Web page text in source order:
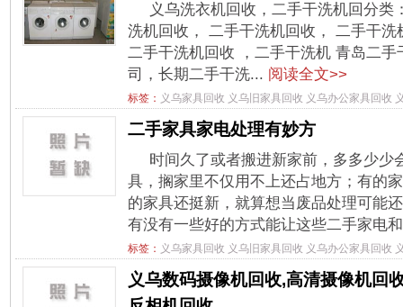
义乌洗衣机回收，二手干洗机回分
洗机回收， 二手干洗机回收， 二手干
二手干洗机回收 ，二手干洗机 青岛二
司，长期二手干洗... 阅读全文>>
标签： 义乌家具回收 义乌旧家具回收 义乌办公家具回收
二手家具家电处理有妙方
时间久了或者搬进新家前，多多少少
具，搁家里不仅用不上还占地方；有的
的家具还挺新，就算想当废品处理可
有没有一些好的方式能让这些二手家电
标签： 义乌家具回收 义乌旧家具回收 义乌办公家具回收
义乌数码摄像机回收,高清摄像机回